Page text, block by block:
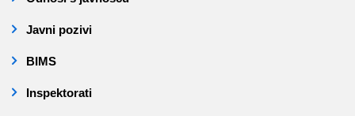
Javni pozivi
BIMS
Inspektorati